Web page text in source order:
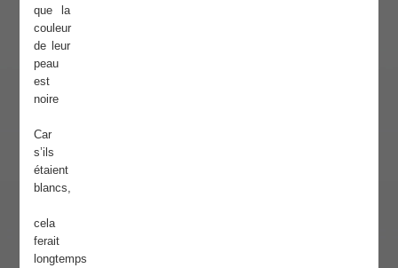
que la
couleur
de leur
peau
est
noire
Car
s’ils
étaient
blancs,
cela
ferait
longtemps